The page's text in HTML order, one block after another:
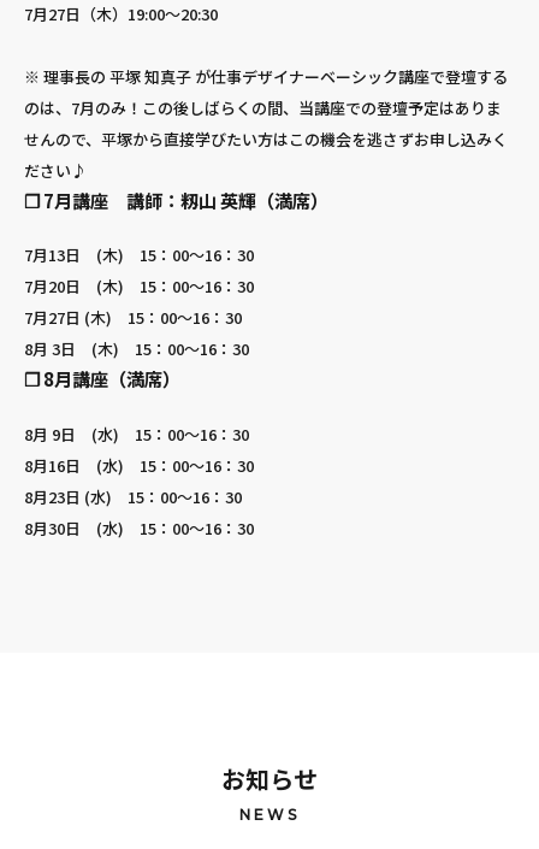
7月27日（木）19:00～20:30
※ 理事長の 平塚 知真子 が仕事デザイナーベーシック講座で登壇する
のは、7月のみ！この後しばらくの間、当講座での登壇予定はありま
せんので、平塚から直接学びたい方はこの機会を逃さずお申し込みく
ださい♪
❐ 7月講座 講師：籾山 英輝（満席）
7月13日 (木) 15：00～16：30
7月20日 (木) 15：00～16：30
7月27日 (木) 15：00～16：30
8月 3日 (木) 15：00～16：30
❐ 8月講座（満席）
8月 9日 (水) 15：00～16：30
8月16日 (水) 15：00～16：30
8月23日 (水) 15：00～16：30
8月30日 (水) 15：00～16：30
お知らせ
NEWS